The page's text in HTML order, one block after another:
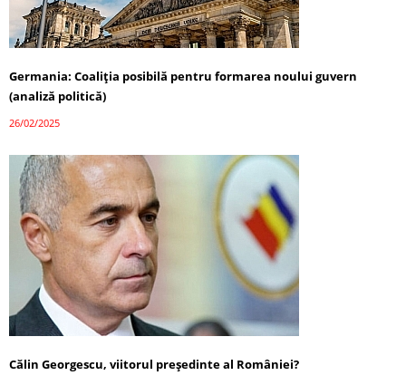
Germania: Coaliția posibilă pentru formarea noului guvern
(analiză politică)
26/02/2025
Călin Georgescu, viitorul președinte al României?